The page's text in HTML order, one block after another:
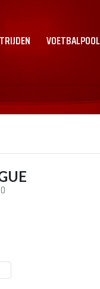
VOETBALPOOL